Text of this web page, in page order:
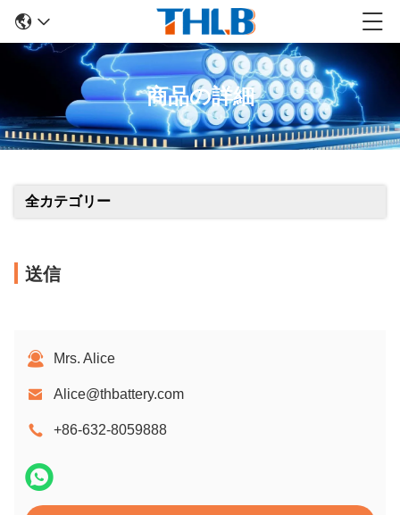
商品の詳細
全カテゴリー
送信
Mrs. Alice
Alice@thbattery.com
+86-632-8059888